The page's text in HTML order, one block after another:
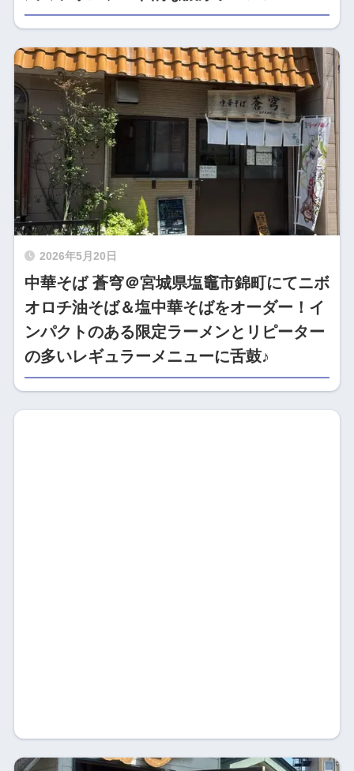
2026年5月20日
中華そば 蒼穹＠宮城県塩竈市錦町にてニボ
オロチ油そば＆塩中華そばをオーダー！イ
ンパクトのある限定ラーメンとリピーター
の多いレギュラーメニューに舌鼓♪